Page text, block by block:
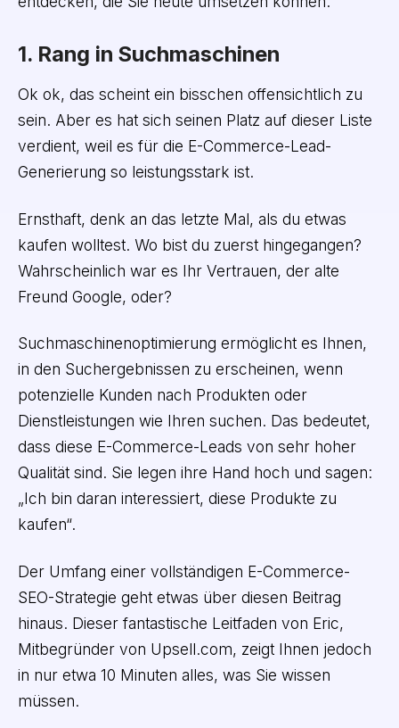
1. Rang in Suchmaschinen
Ok ok, das scheint ein bisschen offensichtlich zu
sein. Aber es hat sich seinen Platz auf dieser Liste
verdient, weil es für die E-Commerce-Lead-
Generierung so leistungsstark ist.
Ernsthaft, denk an das letzte Mal, als du etwas
kaufen wolltest. Wo bist du zuerst hingegangen?
Wahrscheinlich war es Ihr Vertrauen, der alte
Freund Google, oder?
Suchmaschinenoptimierung ermöglicht es Ihnen,
in den Suchergebnissen zu erscheinen, wenn
potenzielle Kunden nach Produkten oder
Dienstleistungen wie Ihren suchen. Das bedeutet,
dass diese E-Commerce-Leads von sehr hoher
Qualität sind. Sie legen ihre Hand hoch und sagen:
„Ich bin daran interessiert, diese Produkte zu
kaufen“.
Der Umfang einer vollständigen E-Commerce-
SEO-Strategie geht etwas über diesen Beitrag
hinaus. Dieser fantastische Leitfaden von Eric,
Mitbegründer von Upsell.com, zeigt Ihnen jedoch
in nur etwa 10 Minuten alles, was Sie wissen
müssen.